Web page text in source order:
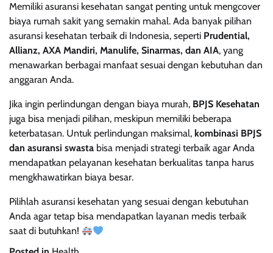
Memiliki asuransi kesehatan sangat penting untuk mengcover
biaya rumah sakit yang semakin mahal. Ada banyak pilihan
asuransi kesehatan terbaik di Indonesia, seperti Prudential,
Allianz, AXA Mandiri, Manulife, Sinarmas, dan AIA, yang
menawarkan berbagai manfaat sesuai dengan kebutuhan dan
anggaran Anda.
Jika ingin perlindungan dengan biaya murah, BPJS Kesehatan
juga bisa menjadi pilihan, meskipun memiliki beberapa
keterbatasan. Untuk perlindungan maksimal, kombinasi BPJS
dan asuransi swasta bisa menjadi strategi terbaik agar Anda
mendapatkan pelayanan kesehatan berkualitas tanpa harus
mengkhawatirkan biaya besar.
Pilihlah asuransi kesehatan yang sesuai dengan kebutuhan
Anda agar tetap bisa mendapatkan layanan medis terbaik
saat di butuhkan!